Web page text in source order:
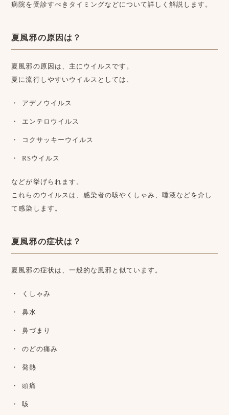
病院を受診すべきタイミングなどについて詳しく解説します。
夏風邪の原因は？
夏風邪の原因は、主にウイルスです。
夏に流行しやすいウイルスとしては、
アデノウイルス
エンテロウイルス
コクサッキーウイルス
RSウイルス
などが挙げられます。
これらのウイルスは、感染者の咳やくしゃみ、唾液などを介し
て感染します。
夏風邪の症状は？
夏風邪の症状は、一般的な風邪と似ています。
くしゃみ
鼻水
鼻づまり
のどの痛み
発熱
頭痛
咳